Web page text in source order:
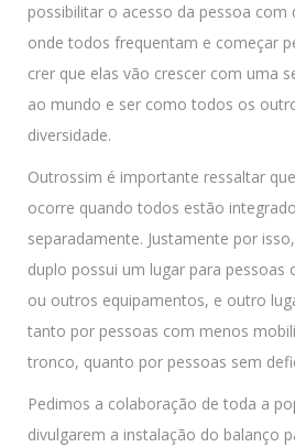
possibilitar o acesso da pessoa com
onde todos frequentam e começar
crer que elas vão crescer com uma
ao mundo e ser como todos os
diversidade.
Outrossim é importante ressaltar
ocorre quando todos estão
separadamente. Justamente por
duplo possui um lugar para pessoas
ou outros equipamentos, e outro
tanto por pessoas com menos
tronco, quanto por pessoas sem
Pedimos a colaboração de toda a
divulgarem a instalação do balanço